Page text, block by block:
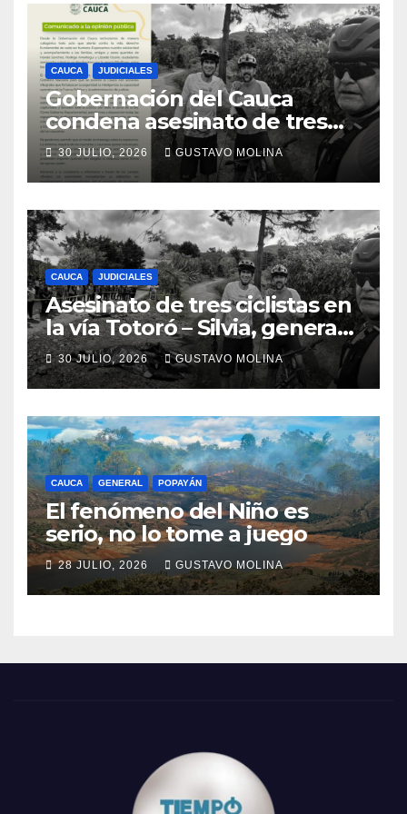
CAUCA JUDICIALES
Gobernación del Cauca
condena asesinato de tres
ciudadanos y exige medidas
urgentes al Gobierno
Nacional
30 JULIO, 2026 GUSTAVO MOLINA
CAUCA JUDICIALES
Asesinato de tres ciclistas en
la vía Totoró – Silvia, genera
consternación en el Cauca
30 JULIO, 2026 GUSTAVO MOLINA
CAUCA GENERAL POPAYÁN
El fenómeno del Niño es
serio, no lo tome a juego
28 JULIO, 2026 GUSTAVO MOLINA